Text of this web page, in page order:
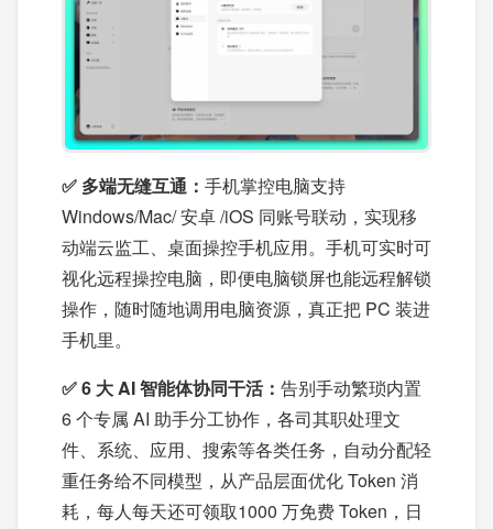
✅ 多端无缝互通： 手机掌控电脑支持
Windows/Mac/ 安卓 /iOS 同账号联动，实现移
动端云监工、桌面操控手机应用。手机可实时可
视化远程操控电脑，即便电脑锁屏也能远程解锁
操作，随时随地调用电脑资源，真正把 PC 装进
手机里。
✅ 6 大 AI 智能体协同干活： 告别手动繁琐内置
6 个专属 AI 助手分工协作，各司其职处理文
件、系统、应用、搜索等各类任务，自动分配轻
重任务给不同模型，从产品层面优化 Token 消
耗，每人每天还可领取1000 万免费 Token，日